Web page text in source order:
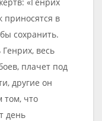
приносятся в
сохранить.
весь
плачет под
другие он
том, что
день